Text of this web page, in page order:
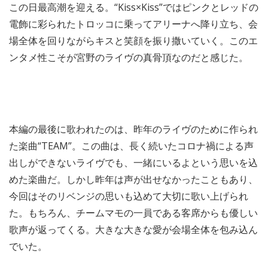
この日最高潮を迎える。“Kiss×Kiss”ではピンクとレッドの
電飾に彩られたトロッコに乗ってアリーナへ降り立ち、会
場全体を回りながらキスと笑顔を振り撒いていく。このエ
ンタメ性こそが宮野のライヴの真骨頂なのだと感じた。
本編の最後に歌われたのは、昨年のライヴのために作られ
た楽曲“TEAM”。この曲は、長く続いたコロナ禍による声
出しができないライヴでも、一緒にいるよという思いを込
めた楽曲だ。しかし昨年は声が出せなかったこともあり、
今回はそのリベンジの思いも込めて大切に歌い上げられ
た。もちろん、チームマモの一員である客席からも優しい
歌声が返ってくる。大きな大きな愛が会場全体を包み込ん
でいた。